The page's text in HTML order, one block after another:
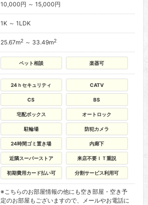
10,000円 ～ 15,000円
1K ～ 1LDK
25.67m2～ 33.49m2
ペット相談 楽器可
24ｈセキュリティ CATV
CS BS
宅配ボックス オートロック
駐輪場 防犯カメラ
24時間ゴミ置き場 内廊下
近隣スーパーストア 来店不要ＩＴ重説
初期費用カード払い可 分割サービス利用可
※こちらのお部屋情報の他にも空き部屋・空き予
定のお部屋もございますので、メールやお電話に